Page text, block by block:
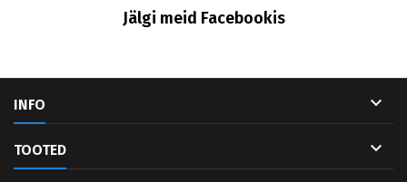
Jälgi meid Facebookis
INFO 
TOOTED 